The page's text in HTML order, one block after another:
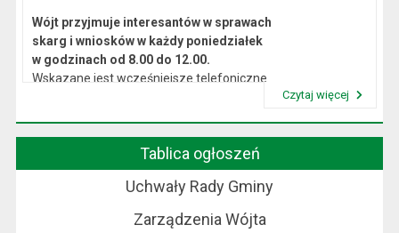
Wójt przyjmuje interesantów w sprawach
skarg i wniosków w każdy poniedziałek
w godzinach od 8.00 do 12.00.
Wskazane jest wcześniejsze telefoniczne
Czytaj więcej
Tablica ogłoszeń
Uchwały Rady Gminy
Zarządzenia Wójta